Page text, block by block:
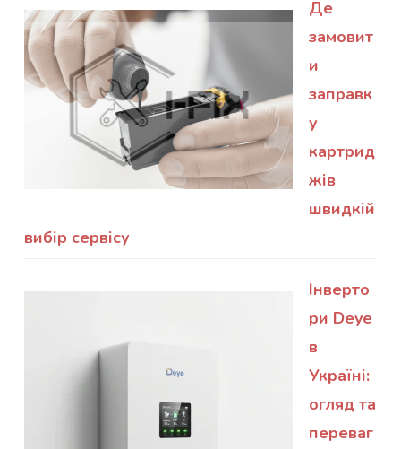
Де
замовит
и
заправк
у
картрид
жів
швидкій
вибір сервісу
Інверто
ри Deye
в
Україні:
огляд та
переваг